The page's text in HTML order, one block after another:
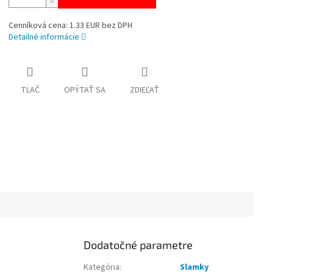
Cenníková cena: 1.33 EUR bez DPH
Detailné informácie
TLAČ OPÝTAŤ SA ZDIEĽAŤ
Dodatočné parametre
Kategória:
Slamky